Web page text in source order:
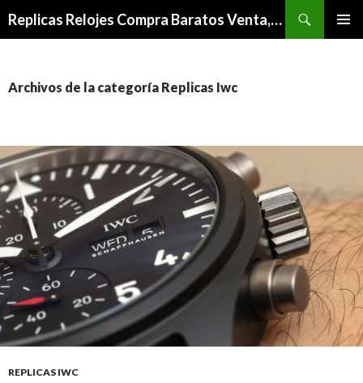
Replicas Relojes Compra Baratos Venta,Mejor Relojes De Imitacion Outlet
Archivos de la categoría Replicas Iwc
REPLICAS IWC